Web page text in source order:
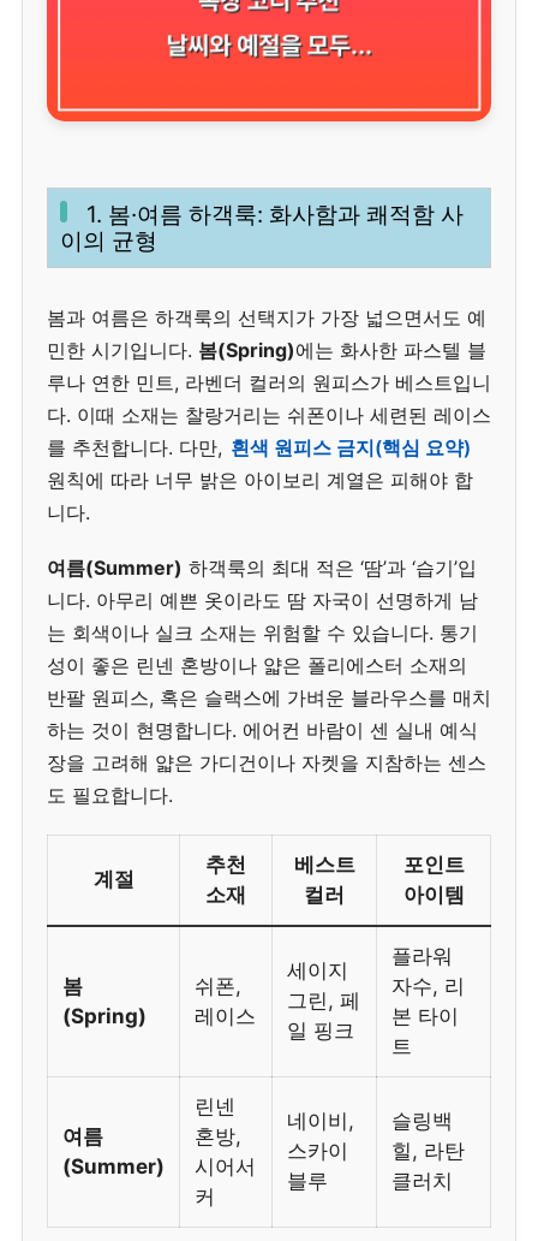
1. 봄·여름 하객룩: 화사함과 쾌적함 사
이의 균형
봄과 여름은 하객룩의 선택지가 가장 넓으면서도 예
민한 시기입니다. 봄(Spring)에는 화사한 파스텔 블
루나 연한 민트, 라벤더 컬러의 원피스가 베스트입니
다. 이때 소재는 찰랑거리는 쉬폰이나 세련된 레이스
를 추천합니다. 다만, 흰색 원피스 금지(핵심 요약)
원칙에 따라 너무 밝은 아이보리 계열은 피해야 합
니다.
여름(Summer) 하객룩의 최대 적은 ‘땀’과 ‘습기’입
니다. 아무리 예쁜 옷이라도 땀 자국이 선명하게 남
는 회색이나 실크 소재는 위험할 수 있습니다. 통기
성이 좋은 린넨 혼방이나 얇은 폴리에스터 소재의
반팔 원피스, 혹은 슬랙스에 가벼운 블라우스를 매치
하는 것이 현명합니다. 에어컨 바람이 센 실내 예식
장을 고려해 얇은 가디건이나 자켓을 지참하는 센스
도 필요합니다.
계절
추천
소재
베스트
컬러
포인트
아이템
봄
(Spring)
쉬폰,
레이스
세이지
그린, 페
일 핑크
플라워
자수, 리
본 타이
트
여름
(Summer)
린넨
혼방,
시어서
커
네이비,
스카이
블루
슬링백
힐, 라탄
클러치